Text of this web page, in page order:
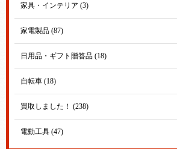
家具・インテリア (3)
家電製品 (87)
日用品・ギフト贈答品 (18)
自転車 (18)
買取しました！ (238)
電動工具 (47)